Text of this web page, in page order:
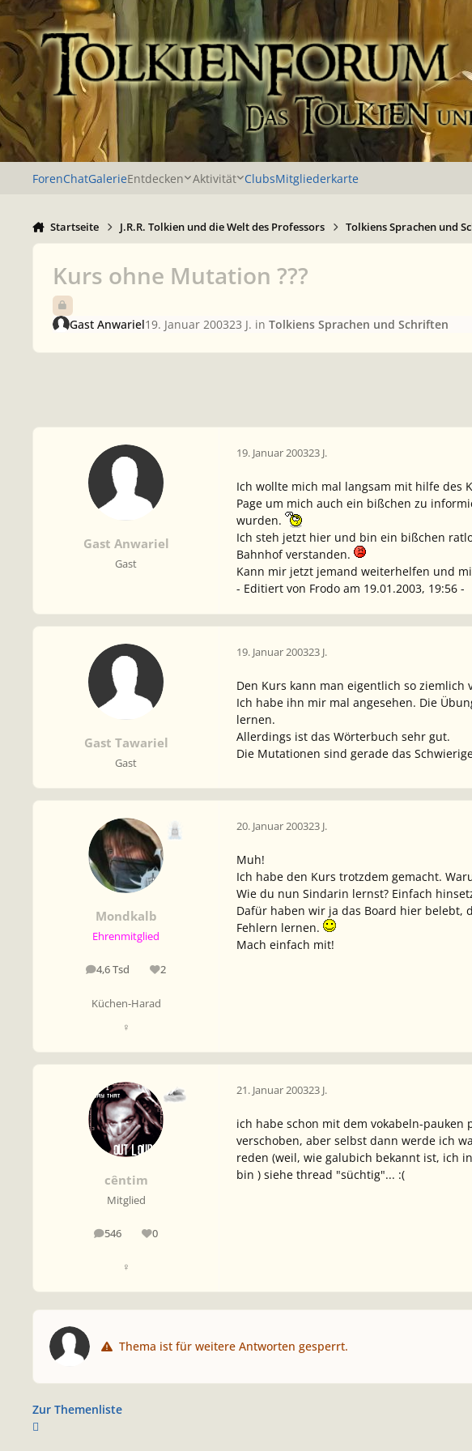
Zu Inhalt springen
ForenChatGalerieEntdecken Aktivität ClubsMitgliederkarte
Startseite J.R.R. Tolkien und die Welt des Professors Tolkiens Sprachen und
Kurs ohne Mutation ???
Gast Anwariel19. Januar 200323 J. in Tolkiens Sprachen und Schriften
Gast Anwariel
Gast
19. Januar 200323 J.
Ich wollte mich mal langsam mit hilfe des
Page um mich auch ein bißchen zu
wurden.
Ich steh jetzt hier und bin ein bißchen
Bahnhof verstanden.
Kann mir jetzt jemand weiterhelfen und
- Editiert von Frodo am 19.01.2003, 19:56 -
Gast Tawariel
Gast
19. Januar 200323 J.
Den Kurs kann man eigentlich so ziemlich
Ich habe ihn mir mal angesehen. Die
lernen.
Allerdings ist das Wörterbuch sehr gut.
Die Mutationen sind gerade das
Mondkalb
Ehrenmitglied
4,6 Tsd
Beiträge 2
Reputation
Küchen-Harad
♀
20. Januar 200323 J.
Muh!
Ich habe den Kurs trotzdem gemacht.
Wie du nun Sindarin lernst? Einfach
Dafür haben wir ja das Board hier belebt,
Fehlern lernen.
Mach einfach mit!
cêntim
Mitglied
546
Beiträge 0
Reputation
♀
21. Januar 200323 J.
ich habe schon mit dem vokabeln-
verschoben, aber selbst dann werde ich
reden (weil, wie galubich bekannt ist, ich
bin ) siehe thread "süchtig"... :(
Thema ist für weitere Antworten gesperrt.
Zur Themenliste